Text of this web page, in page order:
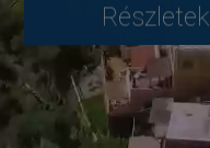
Részletek